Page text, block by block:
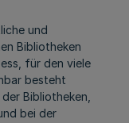
und
Bibliotheken
für den viele
besteht
Bibliotheken,
bei der